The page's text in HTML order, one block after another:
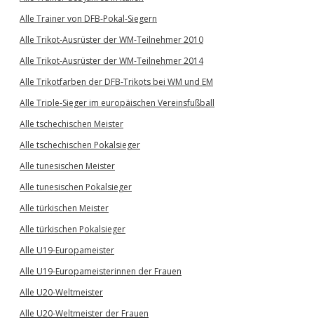
Alle Trainer von DFB-Pokal-Siegern
Alle Trikot-Ausrüster der WM-Teilnehmer 2010
Alle Trikot-Ausrüster der WM-Teilnehmer 2014
Alle Trikotfarben der DFB-Trikots bei WM und EM
Alle Triple-Sieger im europäischen Vereinsfußball
Alle tschechischen Meister
Alle tschechischen Pokalsieger
Alle tunesischen Meister
Alle tunesischen Pokalsieger
Alle türkischen Meister
Alle türkischen Pokalsieger
Alle U19-Europameister
Alle U19-Europameisterinnen der Frauen
Alle U20-Weltmeister
Alle U20-Weltmeister der Frauen